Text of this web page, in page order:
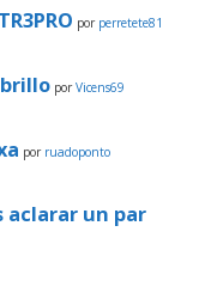
por perretete81
porVicens69
por ruadoponto
aclarar un par